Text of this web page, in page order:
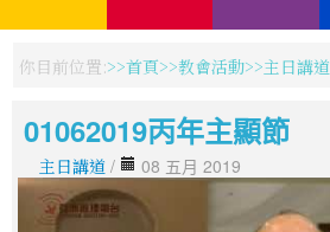
你目前位置: 首頁 教會活動 主日講道
01062019丙年主顯節
主日講道 / 08 五月 2019